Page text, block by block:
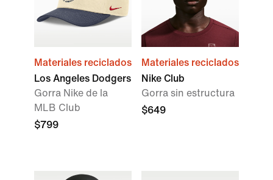
Materiales reciclados
Los Angeles Dodgers
Gorra Nike de la
MLB Club
$799
Materiales reciclados
Nike Club
Gorra sin estructura
$649